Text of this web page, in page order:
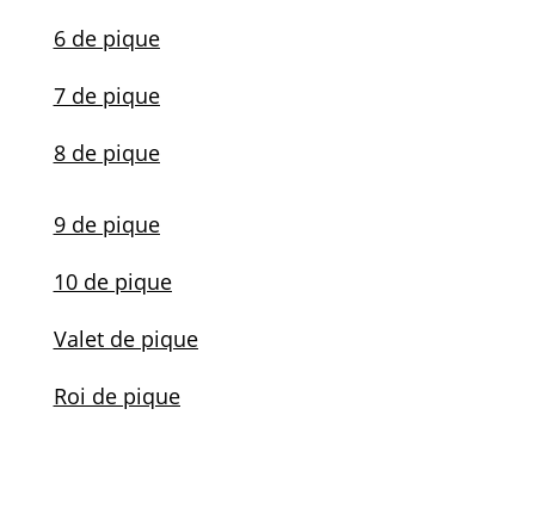
6 de pique
7 de pique
8 de pique
9 de pique
10 de pique
Valet de pique
Roi de pique